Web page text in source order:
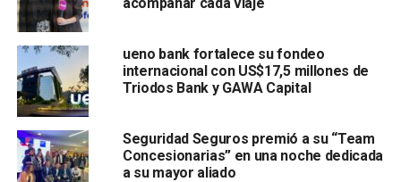
ueno bank fortalece su fondeo
internacional con US$17,5 millones de
Triodos Bank y GAWA Capital
Seguridad Seguros premió a su “Team
Concesionarias” en una noche dedicada
a su mayor aliado